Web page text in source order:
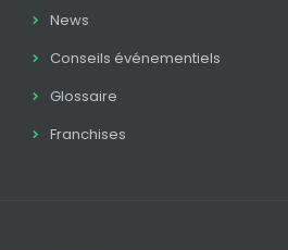
News
Conseils événementiels
Glossaire
Franchises